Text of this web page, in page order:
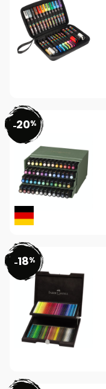
-20%
-18%